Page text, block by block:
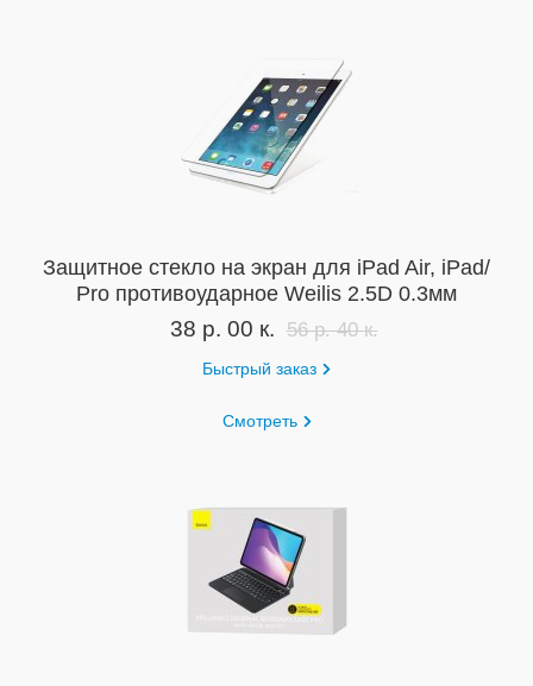
Защитное стекло на экран для iPad Air, iPad/
Pro противоударное Weilis 2.5D 0.3мм
38 р. 00 к. 56 р. 40 к.
Быстрый заказ
Смотреть